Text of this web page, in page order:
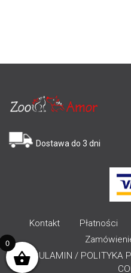
Dostawa do 3 dni
Kontakt Płatności
REGULAMIN / POLITYKA
0